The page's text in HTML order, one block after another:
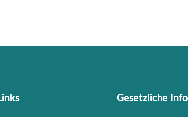
Gesetzliche